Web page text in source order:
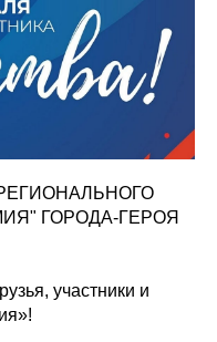
ГОРОДА-ГЕРОЯ
участники и